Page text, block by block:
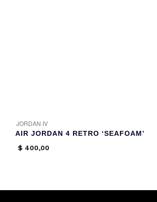
JORDAN IV
AIR JORDAN 4 RETRO ‘SEAFOAM’
$ 400,00